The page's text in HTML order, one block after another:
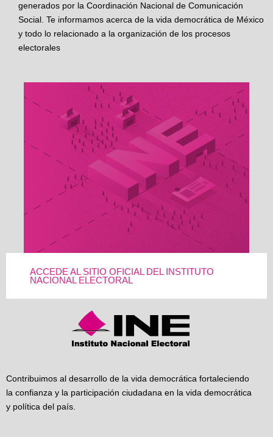
generados por la Coordinación Nacional de Comunicación
Social. Te informamos acerca de la vida democrática de México
y todo lo relacionado a la organización de los procesos
electorales
ACCEDE AL SITIO OFICIAL DEL INSTITUTO
NACIONAL ELECTORAL
Contribuimos al desarrollo de la vida democrática fortaleciendo
la confianza y la participación ciudadana en la vida democrática
y política del país.